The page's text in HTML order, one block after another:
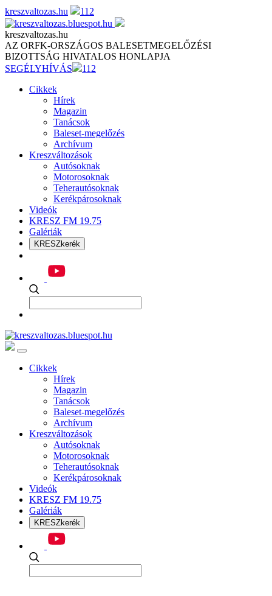
Skip
to
content
kreszvaltozas.hu 112
kreszvaltozas.hu
AZ ORFK-ORSZÁGOS BALESETMEGELŐZÉSI
BIZOTTSÁG HIVATALOS HONLAPJA
SEGÉLYHÍVÁS
112
Cikkek
Hírek
Magazin
Tanácsok
Baleset-megelőzés
Archívum
Kreszváltozások
Autósoknak
Motorosoknak
Teherautósoknak
Kerékpárosoknak
Videók
KRESZ FM 19.75
Galériák
KRESZkerék
Cikkek
Hírek
Magazin
Tanácsok
Baleset-megelőzés
Archívum
Kreszváltozások
Autósoknak
Motorosoknak
Teherautósoknak
Kerékpárosoknak
Videók
KRESZ FM 19.75
Galériák
KRESZkerék